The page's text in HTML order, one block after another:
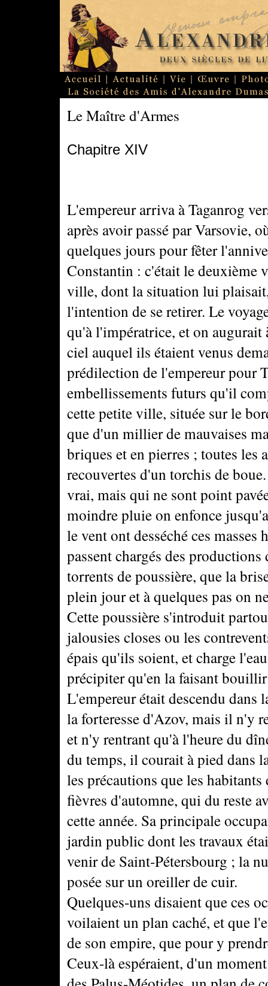
Le Maître d'Armes
Chapitre XIV
L'empereur arriva à Taganrog
après avoir passé par Varsovie,
quelques jours pour fêter
Constantin : c'était le deuxième
ville, dont la situation lui
l'intention de se retirer. Le
qu'à l'impératrice, et on augurait
ciel auquel ils étaient venus
prédilection de l'empereur pour
embellissements futurs qu'il
cette petite ville, située sur le
que d'un millier de mauvaises
briques et en pierres ; toutes les
recouvertes d'un torchis de
vrai, mais qui ne sont point
moindre pluie on enfonce
le vent ont desséché ces
passent chargés des
torrents de poussière, que la
plein jour et à quelques pas on
Cette poussière s'introduit
jalousies closes ou les
épais qu'ils soient, et charge
précipiter qu'en la faisant
L'empereur était descendu dans
la forteresse d'Azov, mais il n'y
et n'y rentrant qu'à l'heure du
du temps, il courait à pied dans
les précautions que les
fièvres d'automne, qui du reste
cette année. Sa principale
jardin public dont les travaux
venir de Saint-Pétersbourg ; la
posée sur un oreiller de cuir.
Quelques-uns disaient que ces
voilaient un plan caché, et que
de son empire, que pour y
Ceux-là espéraient, d'un